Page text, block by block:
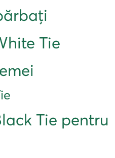
Tie
Tie pentru